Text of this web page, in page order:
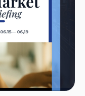
의 청산 시계가 빠르게
대 통화정책 확립에
앨런 그린스펀 전 연준
떤 답을 할 수
시작한 호르무즈 해협을
연 준비가 되어 있는지